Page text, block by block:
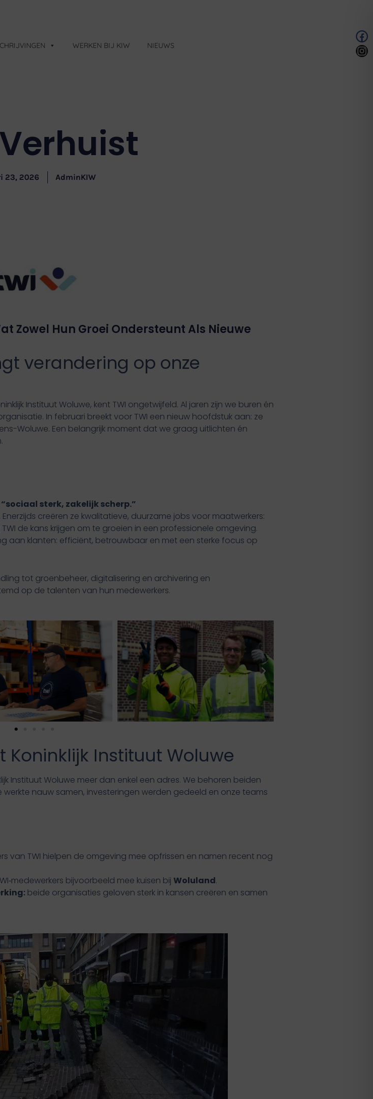
WERKEN BIJ KIW NIEUWS
23, 2026 AdminKIW
Zowel Hun Groei Ondersteunt Als Nieuwe
verandering op onze
Instituut Woluwe, kent TWI ongetwijfeld. Al jaren zijn we buren én
In februari breekt voor TWI een nieuw hoofdstuk aan: ze
Woluwe. Een belangrijk moment dat we graag uitlichten én
“sociaal sterk, zakelijk scherp.”
creëren ze kwalitatieve, duurzame jobs voor maatwerkers:
de kans krijgen om te groeien in een professionele omgeving.
aan klanten: efficiënt, betrouwbaar en met een sterke focus op
tot groenbeheer, digitalisering en archivering en
op de talenten van hun medewerkers.
Instituut Woluwe
Instituut Woluwe meer dan enkel een adres. We behoren beiden
nauw samen, investeringen werden gedeeld en onze teams
van TWI hielpen de omgeving mee opfrissen en namen recent nog
bijvoorbeeld mee kuisen bij Woluland.
beide organisaties geloven sterk in kansen creëren en samen